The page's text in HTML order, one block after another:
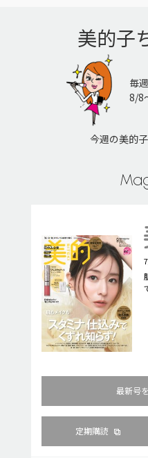
美的子
毎
8/8
今週の美的
最新号
定期購読